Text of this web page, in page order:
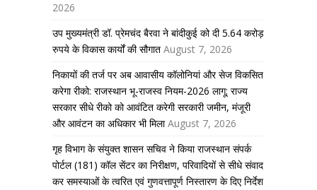
2026
उप मुख्यमंत्री डॉ. प्रेमचंद बैरवा ने बांदीकुई को दी 5.64 करोड़
रुपये के विकास कार्यों की सौगात August 7, 2026
निकायों की तर्ज पर अब आवासीय कॉलोनियां और सेज विकसित
करेगा रीको: राजस्थान भू-राजस्व नियम-2026 लागू; राज्य
सरकार सीधे रीको को आवंटित करेगी सरकारी जमीन, मंजूरी
और आवंटन का अधिकार भी मिला August 7, 2026
गृह विभाग के संयुक्त शासन सचिव ने किया राजस्थान संपर्क
पोर्टल (181) कॉल सेंटर का निरीक्षण, परिवादियों से सीधे संवाद
कर समस्याओं के त्वरित एवं गुणवत्तापूर्ण निस्तारण के दिए निर्देश